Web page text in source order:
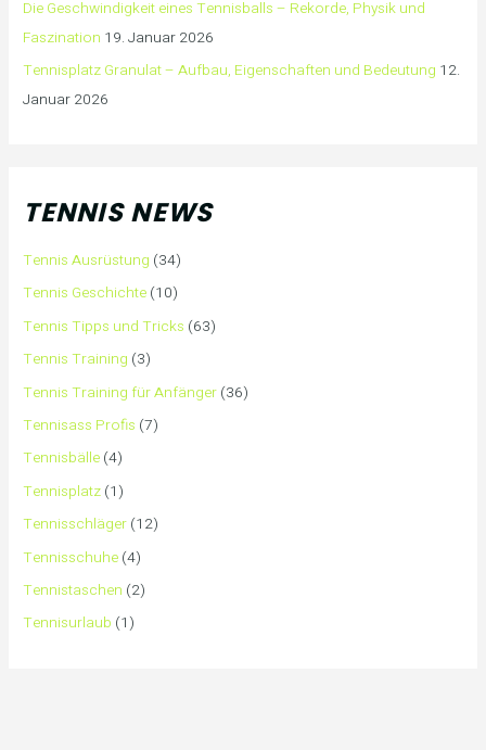
Die Geschwindigkeit eines Tennisballs – Rekorde, Physik und
Faszination 19. Januar 2026
Tennisplatz Granulat – Aufbau, Eigenschaften und Bedeutung 12.
Januar 2026
TENNIS NEWS
Tennis Ausrüstung (34)
Tennis Geschichte (10)
Tennis Tipps und Tricks (63)
Tennis Training (3)
Tennis Training für Anfänger (36)
Tennisass Profis (7)
Tennisbälle (4)
Tennisplatz (1)
Tennisschläger (12)
Tennisschuhe (4)
Tennistaschen (2)
Tennisurlaub (1)